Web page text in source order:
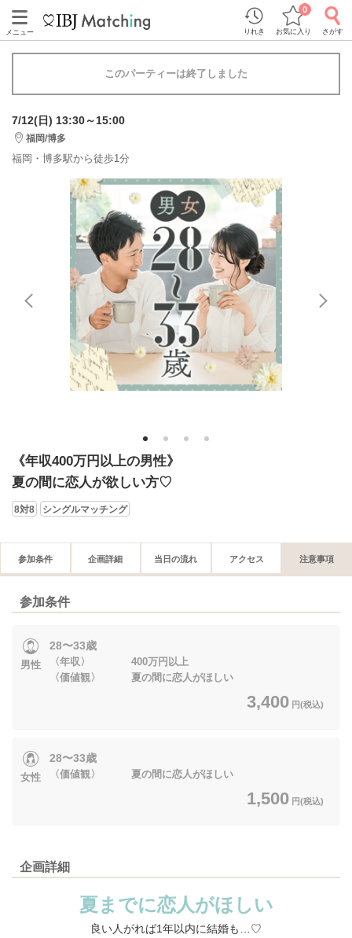
メニュー りれき お気に入り
0
さがす
このパーティーは終了しました
7/12(日) 13:30～15:00
福岡/博多
福岡・博多駅から徒歩1分
1 2 3 4
《年収400万円以上の男性》
夏の間に恋人が欲しい方♡
8対8 シングルマッチング
参加条件 企画詳細 当日の流れ アクセス 注意事項
参加条件
男性
28〜33歳
〈年収〉 400万円以上
〈価値観〉 夏の間に恋人がほしい
3,400 円(税込)
女性
28〜33歳
〈価値観〉 夏の間に恋人がほしい
1,500 円(税込)
企画詳細
夏までに恋人がほしい
良い人がれば1年以内に結婚も…♡